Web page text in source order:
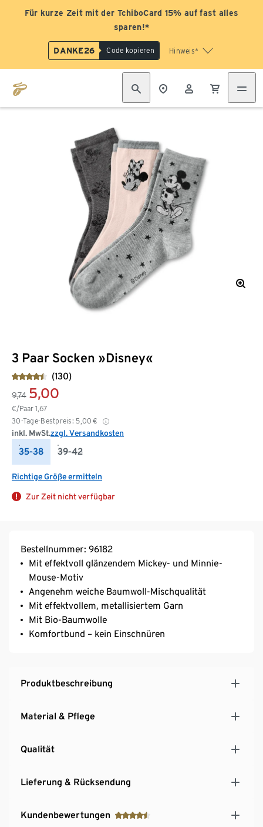
Für kurze Zeit mit der TchiboCard 15% auf fast alles
sparen!*
DANKE26 Code kopieren Hinweis*
3 Paar Socken »Disney«
(130)
9,74 5,00
€/Paar 1,67
30-Tage-Bestpreis: 5,00 €
inkl. MwSt.zzgl. Versandkosten
35-38 39-42
Richtige Größe ermitteln
Zur Zeit nicht verfügbar
Bestellnummer: 96182
Mit effektvoll glänzendem Mickey- und Minnie-
Mouse-Motiv
Angenehm weiche Baumwoll-Mischqualität
Mit effektvollem, metallisiertem Garn
Mit Bio-Baumwolle
Komfortbund – kein Einschnüren
Produktbeschreibung
Material & Pflege
Qualität
Lieferung & Rücksendung
Kundenbewertungen